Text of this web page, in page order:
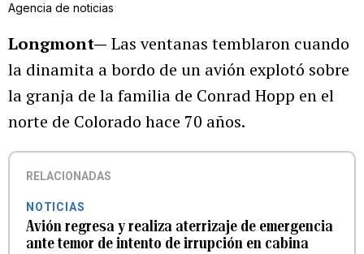
Agencia de noticias
Longmont— Las ventanas temblaron cuando
la dinamita a bordo de un avión explotó sobre
la granja de la familia de Conrad Hopp en el
norte de Colorado hace 70 años.
RELACIONADAS
NOTICIAS
Avión regresa y realiza aterrizaje de emergencia
ante temor de intento de irrupción en cabina